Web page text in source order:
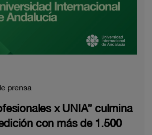
prensa
x UNIA” culmina
con más de 1.500